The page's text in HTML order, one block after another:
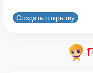
Создать открытку